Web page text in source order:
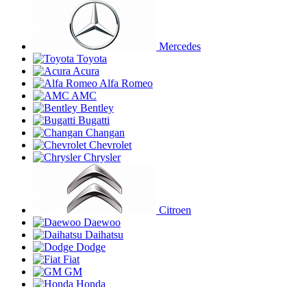
Mercedes
Toyota
Acura
Alfa Romeo
AMC
Bentley
Bugatti
Changan
Chevrolet
Chrysler
Citroen
Daewoo
Daihatsu
Dodge
Fiat
GM
Honda